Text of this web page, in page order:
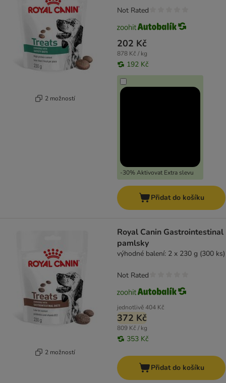
2 možností
202 Kč
878 Kč / kg
192 Kč
-30% Aktivovat Extra slevu
Not Rated
Přidat do košíku
2 možností
Royal Canin Gastrointestinal
pamlsky
výhodné balení: 2 x 230 g (300 ks)
jednotlivě404 Kč
372 Kč
809 Kč / kg
353 Kč
Not Rated
Přidat do košíku